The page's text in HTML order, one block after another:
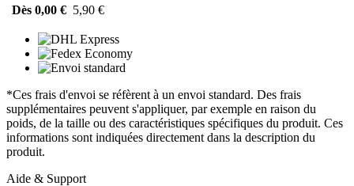
Dès 0,00 € 5,90 €
*Ces frais d'envoi se réfèrent à un envoi standard. Des frais
supplémentaires peuvent s'appliquer, par exemple en raison du
poids, de la taille ou des caractéristiques spécifiques du produit. Ces
informations sont indiquées directement dans la description du
produit.
Aide & Support